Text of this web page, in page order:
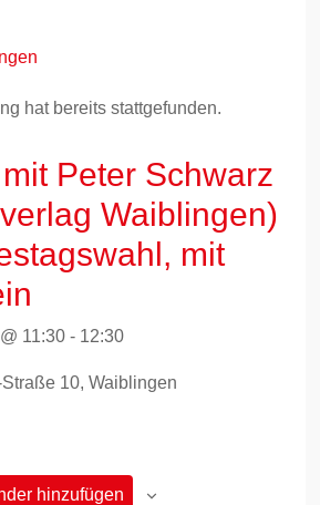
hat bereits stattgefunden.
Peter Schwarz
Waiblingen)
mit
11:30 - 12:30
10, Waiblingen
hinzufügen